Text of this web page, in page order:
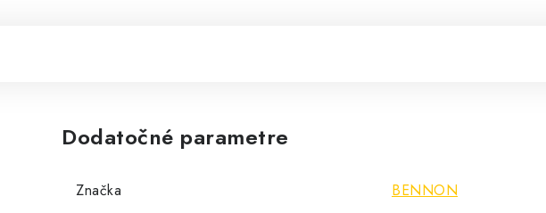
Dodatočné parametre
Značka BENNON